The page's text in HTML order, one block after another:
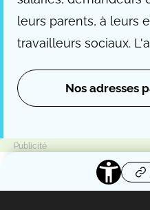
leurs parents, à leurs
travailleurs sociaux.
Nos adresses